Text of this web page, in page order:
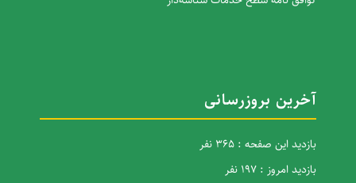
آخرین بروزرسانی
بازدید این صفحه : 365 نفر
بازدید امروز : 197 نفر